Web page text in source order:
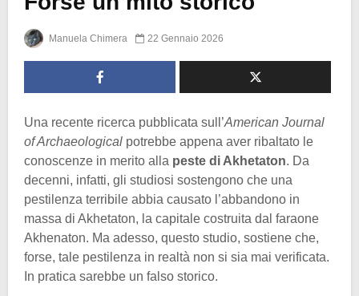
Manuela Chimera 22 Gennaio 2026
Una recente ricerca pubblicata sull’American Journal
of Archaeological potrebbe appena aver ribaltato le
conoscenze in merito alla peste di Akhetaton. Da
decenni, infatti, gli studiosi sostengono che una
pestilenza terribile abbia causato l’abbandono in
massa di Akhetaton, la capitale costruita dal faraone
Akhenaton. Ma adesso, questo studio, sostiene che,
forse, tale pestilenza in realtà non si sia mai verificata.
In pratica sarebbe un falso storico.